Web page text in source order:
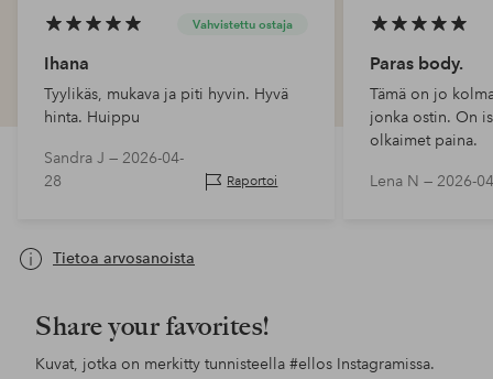
Vahvistettu ostaja
Ihana
Tyylikäs, mukava ja piti hyvin. Hyvä
hinta. Huippu
Sandra J — 2026-04-
28
Raportoi
Paras body.
Tämä on jo
jonka ostin. On
olkaimet paina.
Lena N — 2026-
Tietoa arvosanoista
Share your favorites!
Kuvat, jotka on merkitty tunnisteella #ellos Instagramissa.